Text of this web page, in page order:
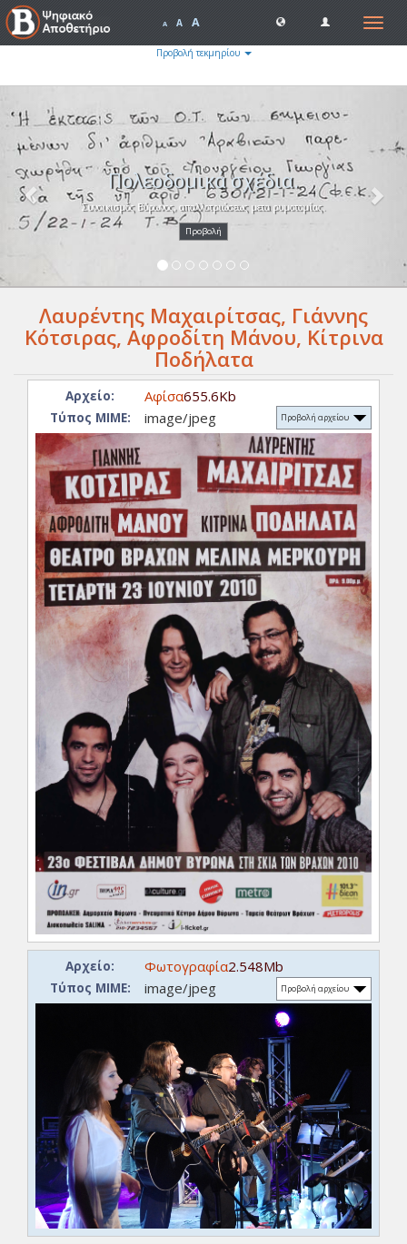
Toggle
A A A
Προβολή τεκμηρίου
Πολεοδομικά σχέδια.
Συνοικισμός Βύρωνος, απαλλοτριώσεως μετα ρυμοτομίας.
Προβολή
Λαυρέντης Μαχαιρίτσας, Γιάννης
Κότσιρας, Αφροδίτη Μάνου, Κίτρινα
Ποδήλατα
Αρχείο: Αφίσα655.6Kb
Προβολή αρχείου
Τύπος ΜΙΜΕ: image/jpeg
Αρχείο: Φωτογραφία2.548Mb
Προβολή αρχείου
Τύπος ΜΙΜΕ: image/jpeg